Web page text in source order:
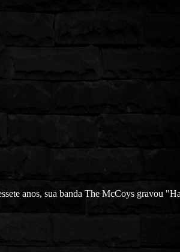
anos, sua banda The McCoys gravou